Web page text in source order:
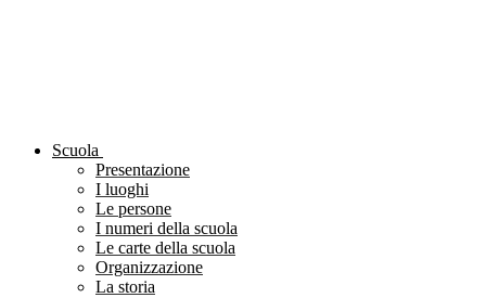
Scuola
Presentazione
I luoghi
Le persone
I numeri della scuola
Le carte della scuola
Organizzazione
La storia